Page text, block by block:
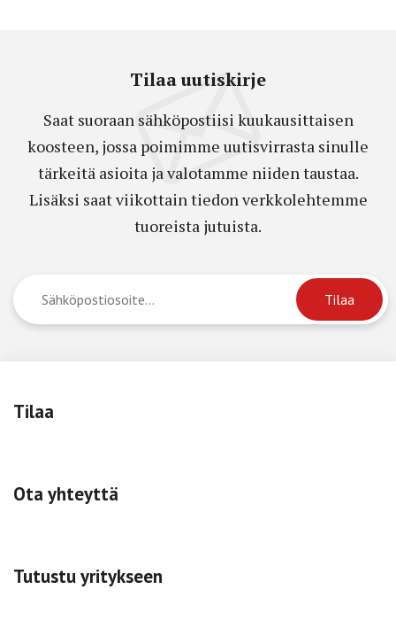
Tilaa uutiskirje
Saat suoraan sähköpostiisi kuukausittaisen
koosteen, jossa poimimme uutisvirrasta sinulle
tärkeitä asioita ja valotamme niiden taustaa.
Lisäksi saat viikottain tiedon verkkolehtemme
tuoreista jutuista.
Tilaa
Ota yhteyttä
Tutustu yritykseen